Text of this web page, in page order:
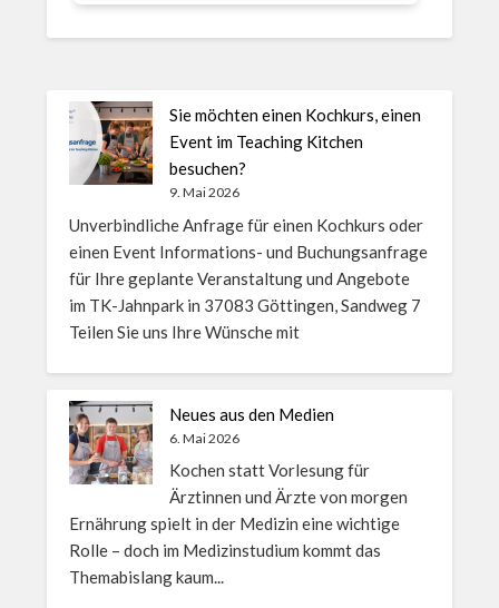
Sie möchten einen Kochkurs, einen
Event im Teaching Kitchen
besuchen?
9. Mai 2026
Unverbindliche Anfrage für einen Kochkurs oder
einen Event Informations- und Buchungsanfrage
für Ihre geplante Veranstaltung und Angebote
im TK-Jahnpark in 37083 Göttingen, Sandweg 7
Teilen Sie uns Ihre Wünsche mit
Neues aus den Medien
6. Mai 2026
Kochen statt Vorlesung für
Ärztinnen und Ärzte von morgen
Ernährung spielt in der Medizin eine wichtige
Rolle – doch im Medizinstudium kommt das
Themabislang kaum...